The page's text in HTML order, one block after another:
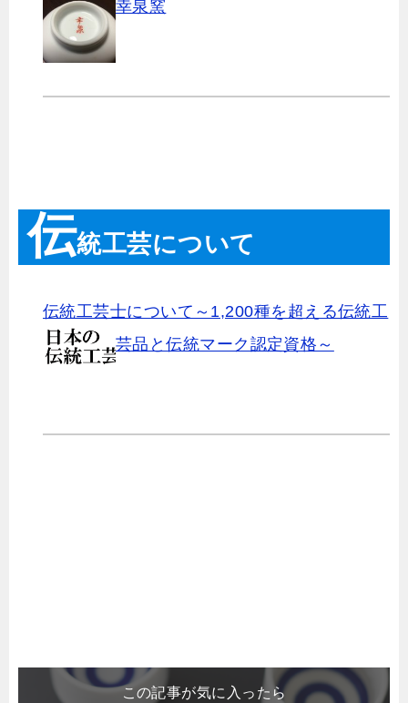
幸泉窯
伝統工芸について
伝統工芸士について～1,200種を超える伝統工
芸品と伝統マーク認定資格～
この記事が気に入ったら